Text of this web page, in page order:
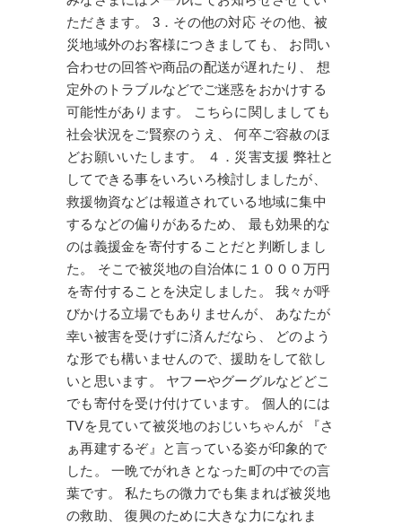
ただきます。 3．その他の対応 その他、被
災地域外のお客様につきましても、 お問い
合わせの回答や商品の配送が遅れたり、 想
定外のトラブルなどでご迷惑をおかけする
可能性があります。 こちらに関しましても
社会状況をご賢察のうえ、 何卒ご容赦のほ
どお願いいたします。 ４．災害支援 弊社と
してできる事をいろいろ検討しましたが、
救援物資などは報道されている地域に集中
するなどの偏りがあるため、 最も効果的な
のは義援金を寄付することだと判断しまし
た。 そこで被災地の自治体に１０００万円
を寄付することを決定しました。 我々が呼
びかける立場でもありませんが、 あなたが
幸い被害を受けずに済んだなら、 どのよう
な形でも構いませんので、援助をして欲し
いと思います。 ヤフーやグーグルなどどこ
でも寄付を受け付けています。 個人的には
TVを見ていて被災地のおじいちゃんが 『さ
ぁ再建するぞ』と言っている姿が印象的で
した。 一晩でがれきとなった町の中での言
葉です。 私たちの微力でも集まれば被災地
の救助、 復興のために大きな力になれま